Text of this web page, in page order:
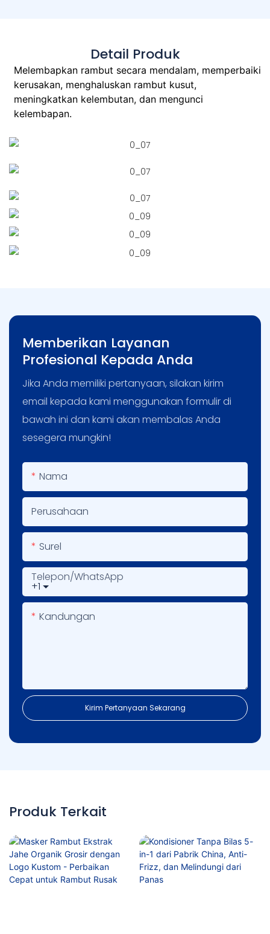
Detail Produk
Melembapkan rambut secara mendalam, memperbaiki
kerusakan, menghaluskan rambut kusut,
meningkatkan kelembutan, dan mengunci
kelembapan.
Memberikan Layanan
Profesional Kepada Anda
Jika Anda memiliki pertanyaan, silakan kirim
email kepada kami menggunakan formulir di
bawah ini dan kami akan membalas Anda
sesegera mungkin!
Nama
Perusahaan
Surel
+1
Telepon/WhatsApp
Kandungan
Kirim Pertanyaan Sekarang
Produk Terkait